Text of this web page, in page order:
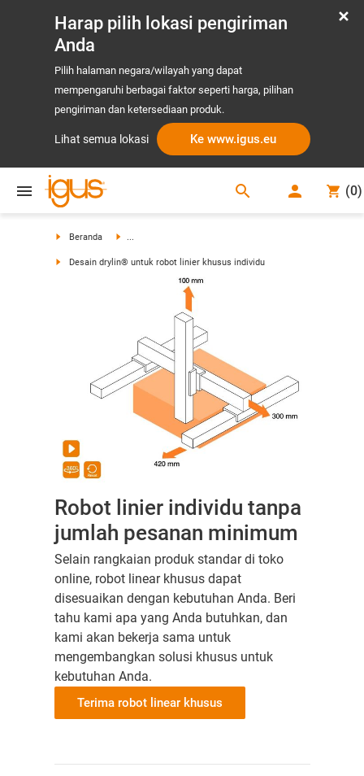
Harap pilih lokasi pengiriman
Anda
Pilih halaman negara/wilayah yang dapat
mempengaruhi berbagai faktor seperti harga, pilihan
pengiriman dan ketersediaan produk.
Lihat semua lokasi Ke www.igus.eu
search (0)
Beranda ...
Desain drylin® untuk robot linier khusus individu
Robot linier individu tanpa
jumlah pesanan minimum
Selain rangkaian produk standar di toko
online, robot linear khusus dapat
disesuaikan dengan kebutuhan Anda. Beri
tahu kami apa yang Anda butuhkan, dan
kami akan bekerja sama untuk
mengembangkan solusi khusus untuk
kebutuhan Anda.
Terima robot linear khusus